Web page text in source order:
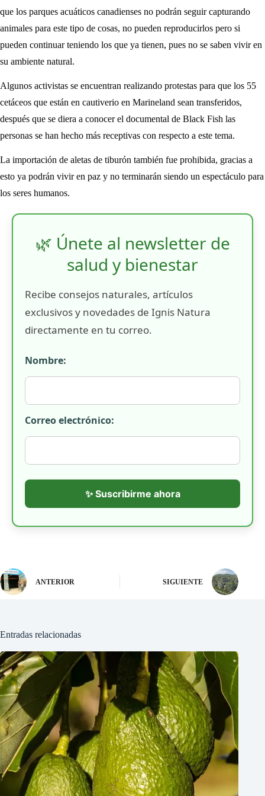
que los parques acuáticos canadienses no podrán seguir capturando
animales para este tipo de cosas, no pueden reproducirlos pero si
pueden continuar teniendo los que ya tienen, pues no se saben vivir en
su ambiente natural.
Algunos activistas se encuentran realizando protestas para que los 55
cetáceos que están en cautiverio en Marineland sean transferidos,
después que se diera a conocer el documental de Black Fish las
personas se han hecho más receptivas con respecto a este tema.
La importación de aletas de tiburón también fue prohibida, gracias a
esto ya podrán vivir en paz y no terminarán siendo un espectáculo para
los seres humanos.
🌿 Únete al newsletter de
salud y bienestar
Recibe consejos naturales, artículos
exclusivos y novedades de Ignis Natura
directamente en tu correo.
Nombre:
Correo electrónico:
✨ Suscribirme ahora
ANTERIOR SIGUIENTE
Entradas relacionadas